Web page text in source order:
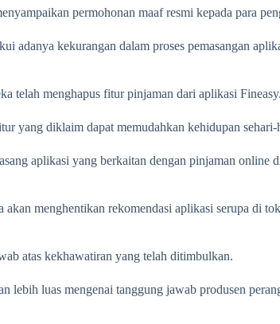
permohonan maaf resmi kepada para
adanya kekurangan dalam proses pemasangan
telah menghapus fitur pinjaman dari aplikasi Fineasy.
yang diklaim dapat memudahkan kehidupan sehari-
aplikasi yang berkaitan dengan pinjaman online
menghentikan rekomendasi aplikasi serupa di
atas kekhawatiran yang telah ditimbulkan.
lebih luas mengenai tanggung jawab produsen